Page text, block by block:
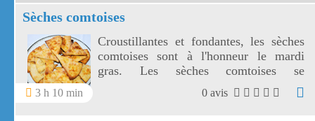
Sèches comtoises
3 h 10 min
Croustillantes et fondantes, les sèches
comtoises sont à l'honneur le mardi
gras. Les sèches comtoises se
conservent facilement dans une boîte
0 avis